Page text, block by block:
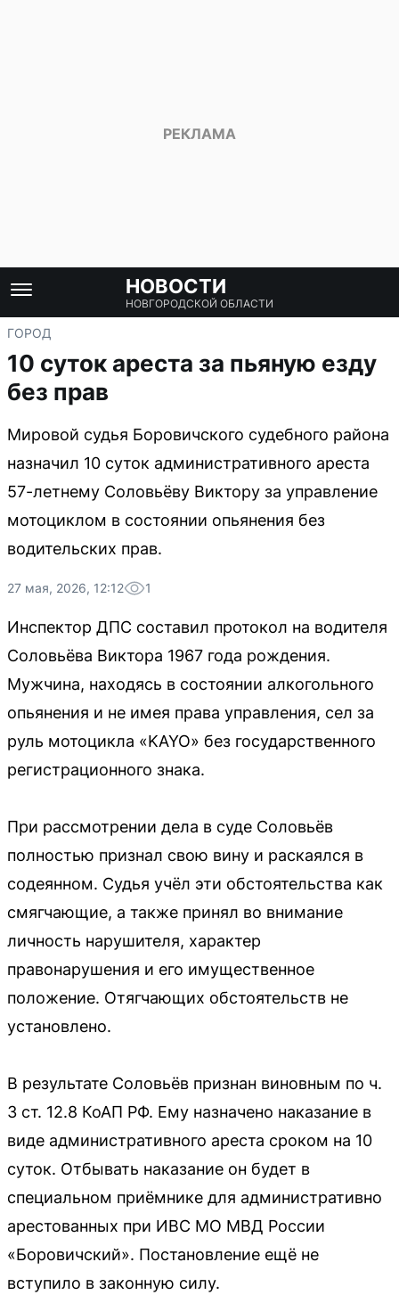
НОВОСТИ
НОВГОРОДСКОЙ ОБЛАСТИ
ГОРОД
10 суток ареста за пьяную езду
без прав
Мировой судья Боровичского судебного района
назначил 10 суток административного ареста
57-летнему Соловьёву Виктору за управление
мотоциклом в состоянии опьянения без
водительских прав.
27 мая, 2026, 12:12 1
Инспектор ДПС составил протокол на водителя
Соловьёва Виктора 1967 года рождения.
Мужчина, находясь в состоянии алкогольного
опьянения и не имея права управления, сел за
руль мотоцикла «KAYO» без государственного
регистрационного знака.
При рассмотрении дела в суде Соловьёв
полностью признал свою вину и раскаялся в
содеянном. Судья учёл эти обстоятельства как
смягчающие, а также принял во внимание
личность нарушителя, характер
правонарушения и его имущественное
положение. Отягчающих обстоятельств не
установлено.
В результате Соловьёв признан виновным по ч.
3 ст. 12.8 КоАП РФ. Ему назначено наказание в
виде административного ареста сроком на 10
суток. Отбывать наказание он будет в
специальном приёмнике для административно
арестованных при ИВС МО МВД России
«Боровичский». Постановление ещё не
вступило в законную силу.